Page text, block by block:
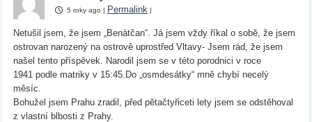
5 roky ago | Permalink |
Netušil jsem, že jsem „Benátčan“. Já jsem vždy říkal o sobě, že jsem
ostrovan narozený na ostrově uprostřed Vltavy- Jsem rád, že jsem
našel tento příspěvek. Narodil jsem se v této porodnici v roce
1941 podle matriky v 15:45.Do „osmdesátky“ mně chybí necelý
měsíc.
Bohužel jsem Prahu zradil, před pětačtyřiceti lety jsem se odstěhoval
z vlastní blbosti z Prahy.